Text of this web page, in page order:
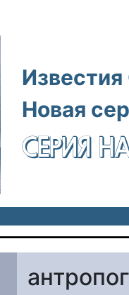
Известия
Новая
СЕРИЯ